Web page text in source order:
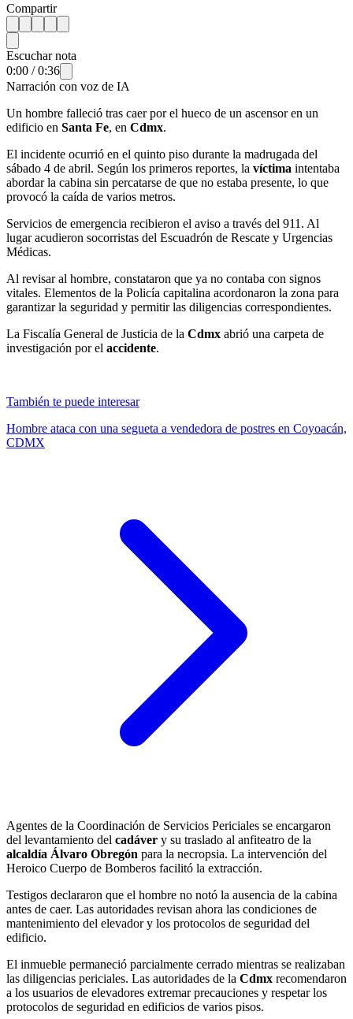
Compartir
Escuchar nota
0:00 /0:36
Narración con voz de IA
Un hombre falleció tras caer por el hueco de un ascensor en un
edificio en Santa Fe, en Cdmx.
El incidente ocurrió en el quinto piso durante la madrugada del
sábado 4 de abril. Según los primeros reportes, la víctima intentaba
abordar la cabina sin percatarse de que no estaba presente, lo que
provocó la caída de varios metros.
Servicios de emergencia recibieron el aviso a través del 911. Al
lugar acudieron socorristas del Escuadrón de Rescate y Urgencias
Médicas.
Al revisar al hombre, constataron que ya no contaba con signos
vitales. Elementos de la Policía capitalina acordonaron la zona para
garantizar la seguridad y permitir las diligencias correspondientes.
La Fiscalía General de Justicia de la Cdmx abrió una carpeta de
investigación por el accidente.
También te puede interesar
Hombre ataca con una segueta a vendedora de postres en Coyoacán,
CDMX
Agentes de la Coordinación de Servicios Periciales se encargaron
del levantamiento del cadáver y su traslado al anfiteatro de la
alcaldía Álvaro Obregón para la necropsia. La intervención del
Heroico Cuerpo de Bomberos facilitó la extracción.
Testigos declararon que el hombre no notó la ausencia de la cabina
antes de caer. Las autoridades revisan ahora las condiciones de
mantenimiento del elevador y los protocolos de seguridad del
edificio.
El inmueble permaneció parcialmente cerrado mientras se realizaban
las diligencias periciales. Las autoridades de la Cdmx recomendaron
a los usuarios de elevadores extremar precauciones y respetar los
protocolos de seguridad en edificios de varios pisos.